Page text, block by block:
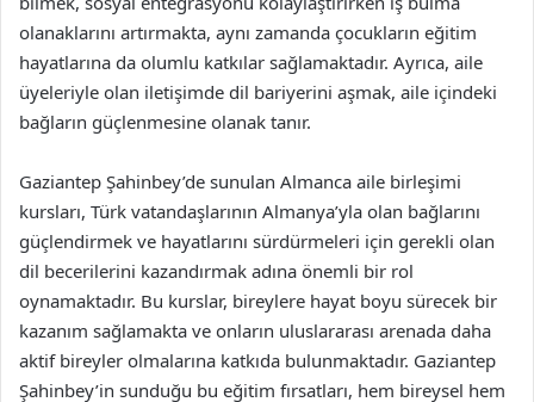
olanaklarını artırmakta, aynı zamanda çocukların eğitim
hayatlarına da olumlu katkılar sağlamaktadır. Ayrıca, aile
üyeleriyle olan iletişimde dil bariyerini aşmak, aile içindeki
bağların güçlenmesine olanak tanır.
Gaziantep Şahinbey’de sunulan Almanca aile birleşimi
kursları, Türk vatandaşlarının Almanya’yla olan bağlarını
güçlendirmek ve hayatlarını sürdürmeleri için gerekli olan
dil becerilerini kazandırmak adına önemli bir rol
oynamaktadır. Bu kurslar, bireylere hayat boyu sürecek bir
kazanım sağlamakta ve onların uluslararası arenada daha
aktif bireyler olmalarına katkıda bulunmaktadır. Gaziantep
Şahinbey’in sunduğu bu eğitim fırsatları, hem bireysel hem